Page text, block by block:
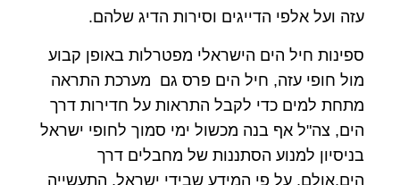
עזה ועל אלפי הדייגים וסירות הדיג שלהם.
ספינות חיל הים הישראלי מפטרלות באופן קבוע
מול חופי עזה, חיל הים פרס גם מערכת התראה
מתחת למים כדי לקבל התראות על חדירות דרך
הים, צה"ל אף בנה מכשול ימי סמוך לחופי ישראל
בניסיון למנוע הסתננות של מחבלים דרך
הים,אולם, על פי המידע שבידי ישראל, התעשייה